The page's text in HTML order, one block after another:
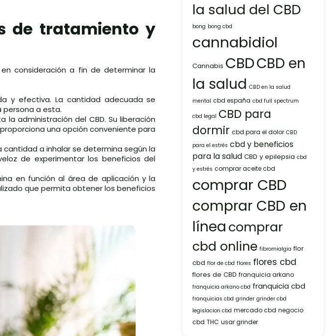
de tratamiento y
consideración a fin de determinar la
y efectiva. La cantidad adecuada se
a esta.
administración del CBD. Su liberación
una opción conveniente para
cantidad a inhalar se determina según la
de experimentar los beneficios del
en función al área de aplicación y la
que permita obtener los beneficios
la salud del CBD
bong bong cbd
cannabidiol
Cannabis CBDCBD en
la salud CBD en la salud
mental cbd españa cbd full spectrum
cbd legal CBD para
dormir cbd para el dolor CBD
para el estrés cbd y beneficios
para la salud CBD y epilepsia cbd
y estrés comprar aceite cbd
comprar CBD
comprar CBD en
líneacomprar
cbd online fibromialgia flor
cbd flor de cbd flores flores cbd
flores de CBD franquicia arkano
franquicia arkano cbd franquicia cbd
franquicias cbd grinder grinder cbd
legislacion cbd mercado cbd negocio
cbd THC usar grinder